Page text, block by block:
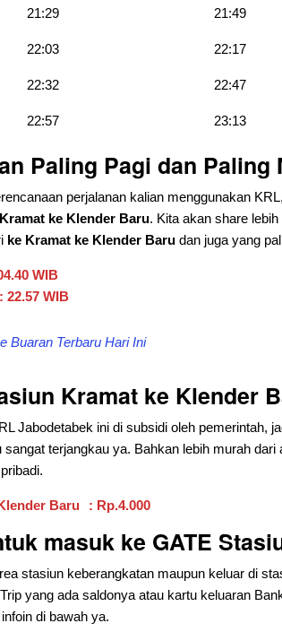
21:29 21:49
22:03 22:17
22:32 22:47
22:57 23:13
Paling Pagi dan Paling
perjalanan kalian menggunakan
Kramat ke Klender Baru. Kita akan share
ke Kramat ke Klender Baru dan juga yang
WIB
22.57 WIB
Buaran Terbaru Hari Ini
Kramat ke Klender
Jabodetabek ini di subsidi oleh pemerintah,
sangat terjangkau ya. Bahkan lebih murah
Baru : Rp.4.000
masuk ke GATE
stasiun keberangkatan maupun keluar di
yang ada saldonya atau kartu keluaran
di bawah ya.